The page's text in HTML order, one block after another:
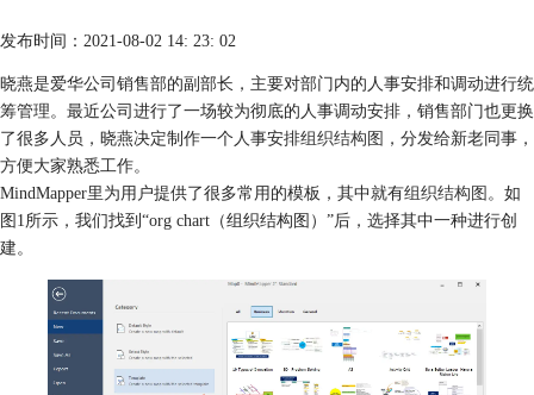
发布时间：2021-08-02 14: 23: 02
晓燕是爱华公司销售部的副部长，主要对部门内的人事安排和调动进行统
筹管理。最近公司进行了一场较为彻底的人事调动安排，销售部门也更换
了很多人员，晓燕决定制作一个人事安排组织结构图 ，分发给新老同事，
方便大家熟悉工作。
MindMapper里为用户提供了很多常用的模板，其中就有组织结构图。如
图1所示，我们找到“org chart（组织结构图）”后，选择其中一种进行创
建。